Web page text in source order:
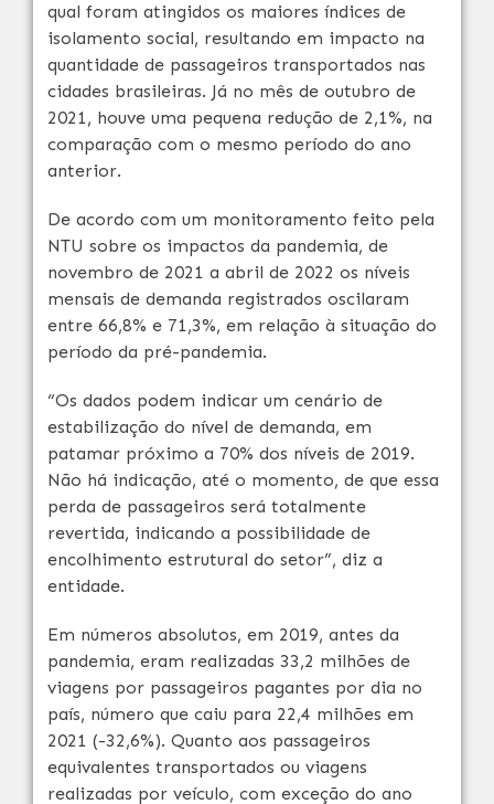
qual foram atingidos os maiores índices de
isolamento social, resultando em impacto na
quantidade de passageiros transportados nas
cidades brasileiras. Já no mês de outubro de
2021, houve uma pequena redução de 2,1%, na
comparação com o mesmo período do ano
anterior.
De acordo com um monitoramento feito pela
NTU sobre os impactos da pandemia, de
novembro de 2021 a abril de 2022 os níveis
mensais de demanda registrados oscilaram
entre 66,8% e 71,3%, em relação à situação do
período da pré-pandemia.
“Os dados podem indicar um cenário de
estabilização do nível de demanda, em
patamar próximo a 70% dos níveis de 2019.
Não há indicação, até o momento, de que essa
perda de passageiros será totalmente
revertida, indicando a possibilidade de
encolhimento estrutural do setor”, diz a
entidade.
Em números absolutos, em 2019, antes da
pandemia, eram realizadas 33,2 milhões de
viagens por passageiros pagantes por dia no
país, número que caiu para 22,4 milhões em
2021 (-32,6%). Quanto aos passageiros
equivalentes transportados ou viagens
realizadas por veículo, com exceção do ano